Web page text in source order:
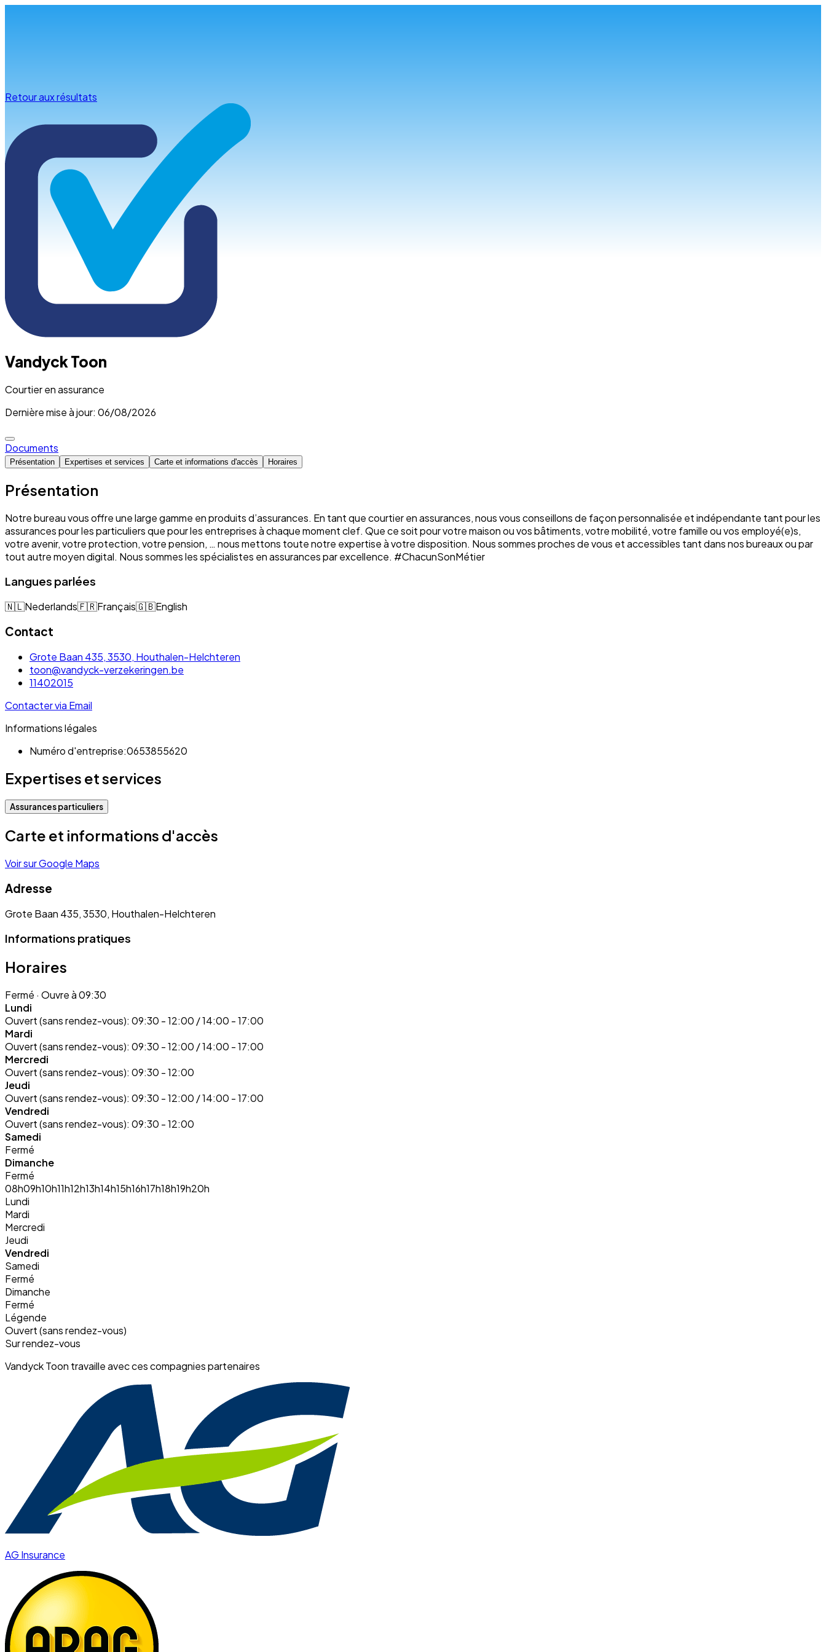
Retour aux résultats
Vandyck Toon
Courtier en assurance
Dernière mise à jour: 06/08/2026
Documents
Présentation Expertises et services Carte et informations d'accès Horaires
Présentation
Notre bureau vous offre une large gamme en produits d’assurances. En tant que courtier en assurances, nous vous conseillons de façon personnalisée et indépendante tant pour les
assurances pour les particuliers que pour les entreprises à chaque moment clef. Que ce soit pour votre maison ou vos bâtiments, votre mobilité, votre famille ou vos employé(e)s,
votre avenir, votre protection, votre pension, … nous mettons toute notre expertise à votre disposition. Nous sommes proches de vous et accessibles tant dans nos bureaux ou par
tout autre moyen digital. Nous sommes les spécialistes en assurances par excellence. #ChacunSonMétier
Langues parlées
🇳🇱Nederlands🇫🇷Français🇬🇧English
Contact
Grote Baan 435, 3530, Houthalen-Helchteren
toon@vandyck-verzekeringen.be
11402015
Contacter via Email
Informations légales
Numéro d'entreprise:0653855620
Expertises et services
Assurances particuliers
Carte et informations d'accès
Voir sur Google Maps
Adresse
Grote Baan 435, 3530, Houthalen-Helchteren
Informations pratiques
Horaires
Fermé · Ouvre à 09:30
Lundi
Ouvert (sans rendez-vous): 09:30 - 12:00 / 14:00 - 17:00
Mardi
Ouvert (sans rendez-vous): 09:30 - 12:00 / 14:00 - 17:00
Mercredi
Ouvert (sans rendez-vous): 09:30 - 12:00
Jeudi
Ouvert (sans rendez-vous): 09:30 - 12:00 / 14:00 - 17:00
Vendredi
Ouvert (sans rendez-vous): 09:30 - 12:00
Samedi
Fermé
Dimanche
Fermé
08h09h10h11h12h13h14h15h16h17h18h19h20h
Lundi
Mardi
Mercredi
Jeudi
Vendredi
Samedi
Fermé
Dimanche
Fermé
Légende
Ouvert (sans rendez-vous)
Sur rendez-vous
Vandyck Toon travaille avec ces compagnies partenaires
AG Insurance